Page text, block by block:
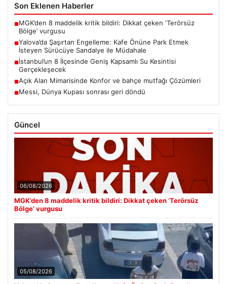
Son Eklenen Haberler
■MGK’den 8 maddelik kritik bildiri: Dikkat çeken ‘Terörsüz
Bölge’ vurgusu
■Yalova’da Şaşırtan Engelleme: Kafe Önüne Park Etmek
İsteyen Sürücüye Sandalye ile Müdahale
■İstanbul’un 8 İlçesinde Geniş Kapsamlı Su Kesintisi
Gerçekleşecek
■Açık Alan Mimarisinde Konfor ve bahçe mutfağı Çözümleri
■Messi, Dünya Kupası sonrası geri döndü
Güncel
06/08/2026
MGK’den 8 maddelik kritik bildiri: Dikkat çeken ‘Terörsüz
Bölge’ vurgusu
05/08/2026